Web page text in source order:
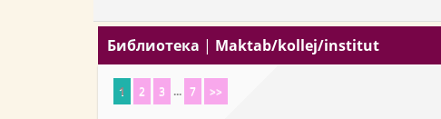
Библиотека | Maktab/kollej/institut
1 2 3 ... 7 >>